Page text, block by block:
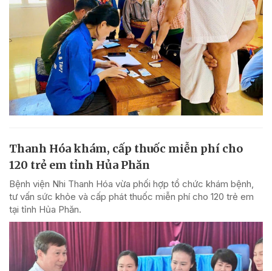
Thanh Hóa khám, cấp thuốc miễn phí cho
120 trẻ em tỉnh Hủa Phăn
Bệnh viện Nhi Thanh Hóa vừa phối hợp tổ chức khám bệnh,
tư vấn sức khỏe và cấp phát thuốc miễn phí cho 120 trẻ em
tại tỉnh Hủa Phăn.